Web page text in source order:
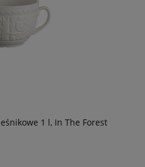
1 l, In The Forest